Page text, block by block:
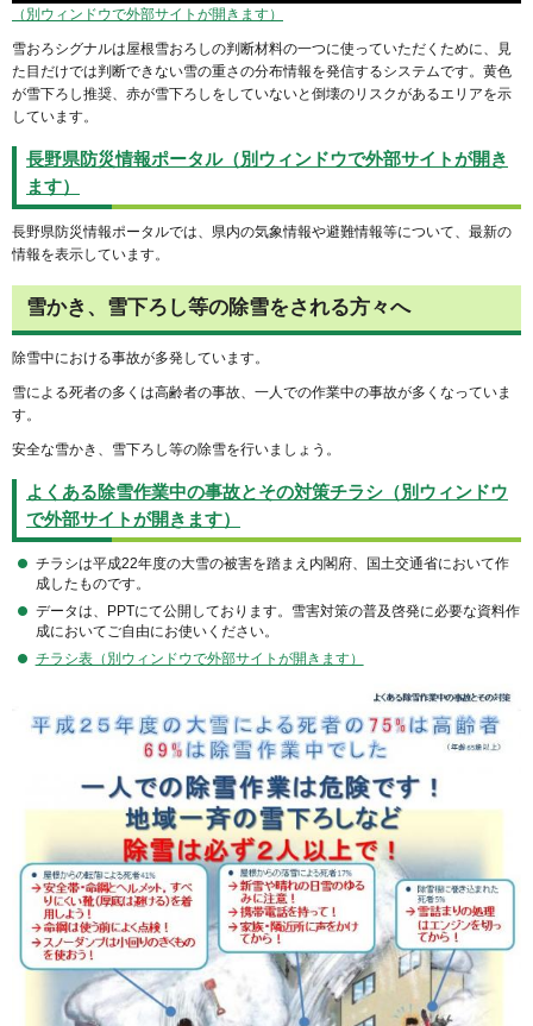
（別ウィンドウで外部サイトが開きます）
雪おろシグナルは屋根雪おろしの判断材料の一つに使っていただくために、見
た目だけでは判断できない雪の重さの分布情報を発信するシステムです。黄色
が雪下ろし推奨、赤が雪下ろしをしていないと倒壊のリスクがあるエリアを示
しています。
長野県防災情報ポータル（別ウィンドウで外部サイトが開き
ます）
長野県防災情報ポータルでは、県内の気象情報や避難情報等について、最新の
情報を表示しています。
雪かき、雪下ろし等の除雪をされる方々へ
除雪中における事故が多発しています。
雪による死者の多くは高齢者の事故、一人での作業中の事故が多くなっていま
す。
安全な雪かき、雪下ろし等の除雪を行いましょう。
よくある除雪作業中の事故とその対策チラシ（別ウィンドウ
で外部サイトが開きます）
チラシは平成22年度の大雪の被害を踏まえ内閣府、国土交通省において作
成したものです。
データは、PPTにて公開しております。雪害対策の普及啓発に必要な資料作
成においてご自由にお使いください。
チラシ表（別ウィンドウで外部サイトが開きます）